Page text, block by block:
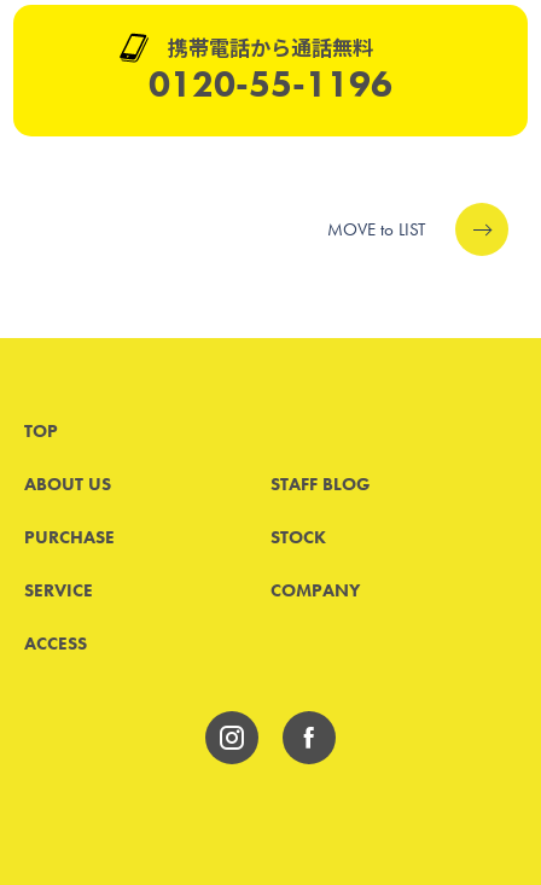
携帯電話から通話無料
0120-55-1196
MOVE to LIST
TOP
ABOUT US STAFF BLOG
PURCHASE STOCK
SERVICE COMPANY
ACCESS